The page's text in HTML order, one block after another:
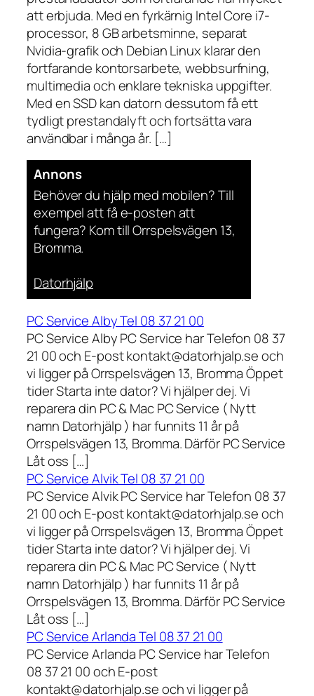
att erbjuda. Med en fyrkärnig Intel Core i7-
processor, 8 GB arbetsminne, separat
Nvidia-grafik och Debian Linux klarar den
fortfarande kontorsarbete, webbsurfning,
multimedia och enklare tekniska uppgifter.
Med en SSD kan datorn dessutom få ett
tydligt prestandalyft och fortsätta vara
användbar i många år. […]
Annons
Behöver du hjälp med mobilen? Till
exempel att få e-posten att
fungera? Kom till Orrspelsvägen 13,
Bromma.
Datorhjälp
PC Service Alby Tel 08 37 21 00
PC Service Alby PC Service har Telefon 08 37
21 00 och E-post kontakt@datorhjalp.se och
vi ligger på Orrspelsvägen 13, Bromma Öppet
tider Starta inte dator? Vi hjälper dej. Vi
reparera din PC & Mac PC Service ( Nytt
namn Datorhjälp ) har funnits 11 år på
Orrspelsvägen 13, Bromma. Därför PC Service
Låt oss […]
PC Service Alvik Tel 08 37 21 00
PC Service Alvik PC Service har Telefon 08 37
21 00 och E-post kontakt@datorhjalp.se och
vi ligger på Orrspelsvägen 13, Bromma Öppet
tider Starta inte dator? Vi hjälper dej. Vi
reparera din PC & Mac PC Service ( Nytt
namn Datorhjälp ) har funnits 11 år på
Orrspelsvägen 13, Bromma. Därför PC Service
Låt oss […]
PC Service Arlanda Tel 08 37 21 00
PC Service Arlanda PC Service har Telefon
08 37 21 00 och E-post
kontakt@datorhjalp.se och vi ligger på